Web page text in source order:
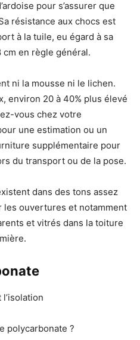
pour s’assurer que
résistance aux chocs est
à la tuile, eu égard à sa
cm en règle général.
ni la mousse ni le lichen.
environ 20 à 40% plus élevé
vous chez votre
une estimation ou un
supplémentaire pour
du transport ou de la pose.
dans des tons assez
les ouvertures et notamment
et vitrés dans la toiture
polycarbonate ?